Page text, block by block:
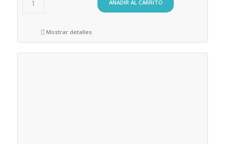
AÑADIR AL CARRITO
Mostrar detalles